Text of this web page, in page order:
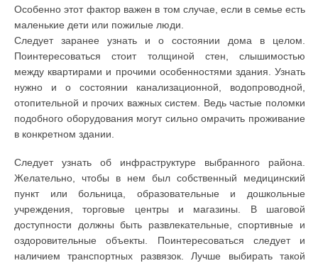
Особенно этот фактор важен в том случае, если в семье есть
маленькие дети или пожилые люди.
Следует заранее узнать и о состоянии дома в целом.
Поинтересоваться стоит толщиной стен, слышимостью
между квартирами и прочими особенностями здания. Узнать
нужно и о состоянии канализационной, водопроводной,
отопительной и прочих важных систем. Ведь частые поломки
подобного оборудования могут сильно омрачить проживание
в конкретном здании.
Следует узнать об инфраструктуре выбранного района.
Желательно, чтобы в нем был собственный медицинский
пункт или больница, образовательные и дошкольные
учреждения, торговые центры и магазины. В шаговой
доступности должны быть развлекательные, спортивные и
оздоровительные объекты. Поинтересоваться следует и
наличием транспортных развязок. Лучше выбирать такой